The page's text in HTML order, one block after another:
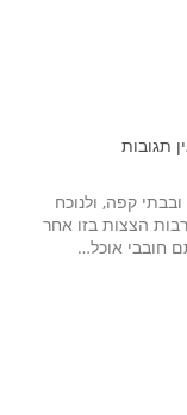
תגובות
קפה, ולנוכח
הצצות בזו אחר
חובבי אוכל…